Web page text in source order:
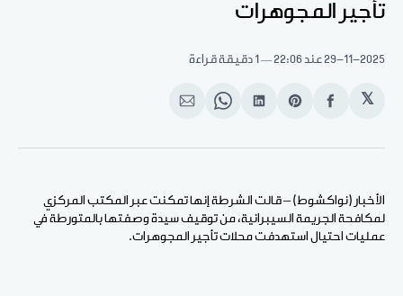
تأجير المجوهرات
29-11-2025عند 22:06 1 دقيقة قراءة
𝕏
انشر
الفيسبوك
Share
Pinterest
انشر
لينكد
Share
WhatsApp
انشر
الإيميل
الأخبار (نواكشوط) – قالت الشرطة إنها تمكنت عبر المكتب المركزي
لمكافحة الجريمة السيبرانية، من توقيف سيدة وصفتها بالمتورطة في
عمليات احتيال استهدفت محلات تأجير المجوهرات.